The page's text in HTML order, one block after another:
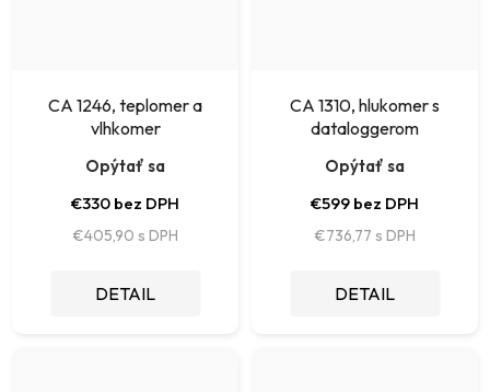
CA 1246, teplomer a
vlhkomer
Opýtať sa
€330 bez DPH
€405,90
DETAIL
CA 1310, hlukomer s
dataloggerom
Opýtať sa
€599 bez DPH
€736,77
DETAIL